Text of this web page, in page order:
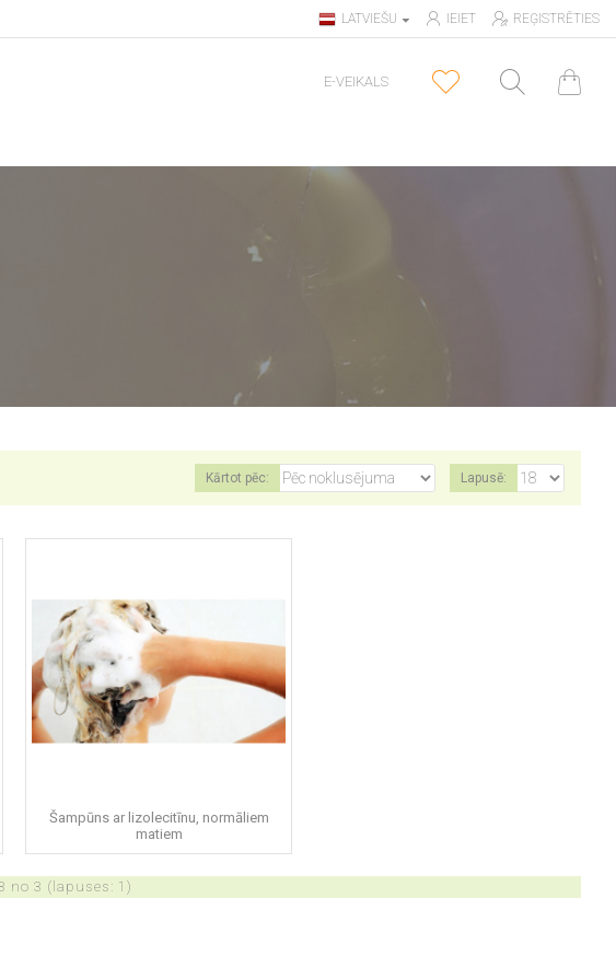
LATVIEŠU IEIET REĢISTRĒTIES
E-VEIKALS
Kārtot pēc: Lapusē:
Šampūns ar lizolecitīnu, normāliem
matiem
no 3 (lapuses: 1)